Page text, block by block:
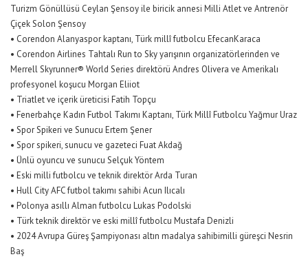
Turizm Gönüllüsü Ceylan Şensoy ile biricik annesi Milli Atlet ve Antrenör
Çiçek Solon Şensoy
• Corendon Alanyasporkaptanı, Türk millî futbolcu EfecanKaraca
• Corendon Airlines Tahtalı Runto Skyyarışının organizatörlerinden ve
MerrellSkyrunner® World Series direktörü Andres Olivera ve Amerikalı
profesyonel koşucu Morgan Eliiot
• Triatletve içerik üreticisi Fatih Topçu
• Fenerbahçe Kadın Futbol Takımı Kaptanı, Türk Millî Futbolcu Yağmur Uraz
• Spor Spikeri ve Sunucu Ertem Şener
• Spor spikeri, sunucu ve gazeteci Fuat Akdağ
• Ünlü oyuncu ve sunucu Selçuk Yöntem
• Eski milli futbolcu ve teknik direktör Arda Turan
• Hull City AFCfutboltakımı sahibi Acun Ilıcalı
• Polonya asıllı Almanfutbolcu Lukas Podolski
• Türkteknik direktörve eski millîfutbolcu Mustafa Denizli
• 2024Avrupa GüreşŞampiyonası altın madalya sahibimilli güreşci Nesrin
Baş